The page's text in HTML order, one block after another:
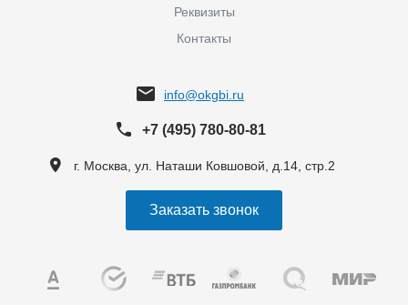
Реквизиты
Контакты
info@okgbi.ru
+7 (495) 780-80-81
г. Москва, ул. Наташи Ковшовой, д.14, стр.2
Заказать звонок